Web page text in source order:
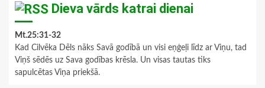
Dieva vārds katrai dienai
Mt.25:31-32
Kad Cilvēka Dēls nāks Savā godībā un visi eņģeļi līdz ar Viņu, tad
Viņš sēdēs uz Sava godības krēsla. Un visas tautas tiks
sapulcētas Viņa priekšā.